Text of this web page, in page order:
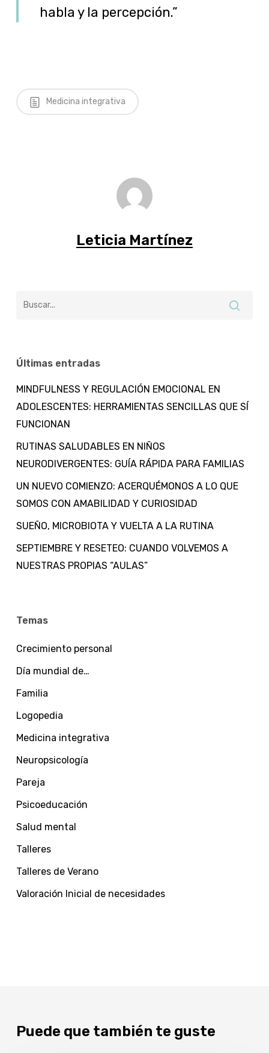
habla y la percepción.”
Medicina integrativa
Leticia Martínez
Últimas entradas
MINDFULNESS Y REGULACIÓN EMOCIONAL EN
ADOLESCENTES: HERRAMIENTAS SENCILLAS QUE SÍ
FUNCIONAN
RUTINAS SALUDABLES EN NIÑOS
NEURODIVERGENTES: GUÍA RÁPIDA PARA FAMILIAS
UN NUEVO COMIENZO: ACERQUÉMONOS A LO QUE
SOMOS CON AMABILIDAD Y CURIOSIDAD
SUEÑO, MICROBIOTA Y VUELTA A LA RUTINA
SEPTIEMBRE Y RESETEO: CUANDO VOLVEMOS A
NUESTRAS PROPIAS “AULAS”
Temas
Crecimiento personal
Día mundial de…
Familia
Logopedia
Medicina integrativa
Neuropsicología
Pareja
Psicoeducación
Salud mental
Talleres
Talleres de Verano
Valoración Inicial de necesidades
Puede que también te guste